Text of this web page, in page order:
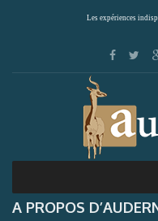
Les expériences
A PROPOS